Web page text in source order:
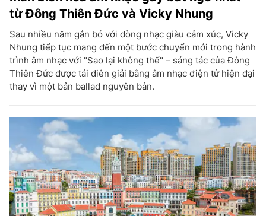
từ Đông Thiên Đức và Vicky Nhung
Sau nhiều năm gắn bó với dòng nhạc giàu cảm xúc, Vicky
Nhung tiếp tục mang đến một bước chuyển mới trong hành
trình âm nhạc với "Sao lại không thể" – sáng tác của Đông
Thiên Đức được tái diễn giải bằng âm nhạc điện tử hiện đại
thay vì một bản ballad nguyên bản.